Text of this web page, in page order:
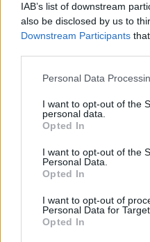
IAB’s list of downstream
also be disclosed by us to
Downstream Participants
Please note that this
not limited to your visit or
grant or deny consent to
use your data for below
consent section.
Personal Data
I want to opt-out of the
personal data.
Opted In
I want to opt-out of the
Personal Data.
Opted In
I want to opt-out of
Personal Data for
Opted In
#GLÁZER TÍMEA #GYŐR
#DÉZSI CSABA ANDRÁS #
Népszerű